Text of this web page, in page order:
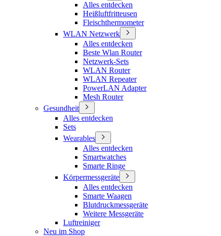
Alles entdecken
Heißluftfritteusen
Fleischthermometer
WLAN Netzwerk
Alles entdecken
Beste Wlan Router
Netzwerk-Sets
WLAN Router
WLAN Repeater
PowerLAN Adapter
Mesh Router
Gesundheit
Alles entdecken
Sets
Wearables
Alles entdecken
Smartwatches
Smarte Ringe
Körpermessgeräte
Alles entdecken
Smarte Waagen
Blutdruckmessgeräte
Weitere Messgeräte
Luftreiniger
Neu im Shop